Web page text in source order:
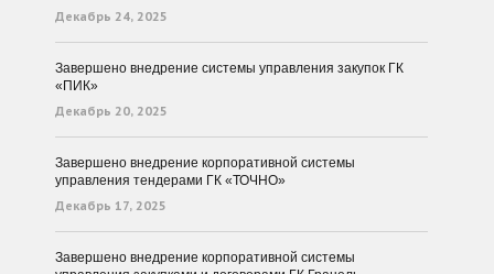
Декабрь 24, 2025
Завершено внедрение системы управления закупок ГК
«ПИК»
Декабрь 20, 2025
Завершено внедрение корпоративной системы
управления тендерами ГК «ТОЧНО»
Декабрь 17, 2025
Завершено внедрение корпоративной системы